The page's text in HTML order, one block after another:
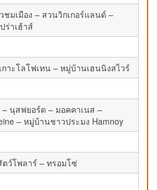
มเมือง – สวนวิกเกอร์แลนด์ –
ร่าเฮ้าส์
าะโลโฟเทน – หมู่บ้านเฮนนิงสไวร์
– นุสฟยอร์ด – มอคคาเนส –
– หมู่บ้านชาวประมง Hamnoy
ว์โพลาร์ – ทรอมโซ่